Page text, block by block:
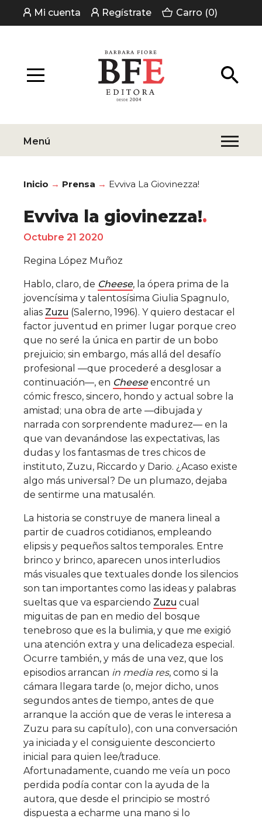
Mi cuenta Regístrate Carro (0)
Menú
Inicio Prensa Evviva La Giovinezza!
Evviva la giovinezza!
Octubre 21 2020
Regina López Muñoz
Hablo, claro, de Cheese, la ópera prima de la
jovencísima y talentosísima Giulia Spagnulo,
alias Zuzu (Salerno, 1996). Y quiero destacar el
factor juventud en primer lugar porque creo
que no seré la única en partir de un bobo
prejuicio; sin embargo, más allá del desafío
profesional —que procederé a desglosar a
continuación—, en Cheeseencontré un
cómic fresco, sincero, hondo y actual sobre la
amistad; una obra de arte —dibujada y
narrada con sorprendente madurez— en la
que van devanándose las expectativas, las
dudas y los fantasmas de tres chicos de
instituto, Zuzu, Riccardo y Dario. ¿Acaso existe
algo más universal? De un plumazo, dejaba
de sentirme una matusalén.
La historia se construye de manera lineal a
partir de cuadros cotidianos, empleando
elipsis y pequeños saltos temporales. Entre
brinco y brinco, aparecen unos interludios
más visuales que textuales donde los silencios
son tan importantes como las ideas y palabras
sueltas que va esparciendo Zuzu cual
miguitas de pan en medio del bosque
tenebroso que es la bulimia, y que me exigió
una atención extra y una delicadeza especial.
Ocurre también, y más de una vez, que los
episodios arrancan in media res, como si la
cámara llegara tarde (o, mejor dicho, unos
segundos antes de tiempo, antes de que
arranque la acción que de veras le interesa a
Zuzu para su capítulo), con una conversación
ya iniciada y el consiguiente desconcierto
inicial para quien lee/traduce.
Afortunadamente, cuando me veía un poco
perdida podía contar con la ayuda de la
autora, que desde el principio se mostró
dispuesta a echarme una mano si lo